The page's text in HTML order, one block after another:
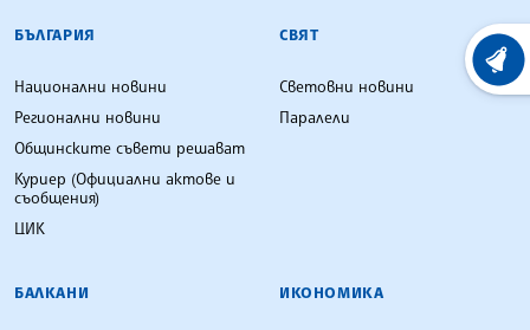
БЪЛГАРСКА ТЕЛЕГРАФНА АГЕНЦИЯ
БЪЛГАРИЯ
Национални новини
Регионални новини
Общинските съвети решават
Куриер (Официални актове и
съобщения)
ЦИК
СВЯТ
Световни новини
Паралели
БАЛКАНИ ИКОНОМИКА